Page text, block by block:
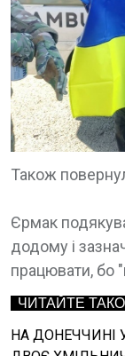
Також
Єрмак
додому і
працювати, бо
ЧИТАЙТЕ
НА ДОНЕЧЧИНІ